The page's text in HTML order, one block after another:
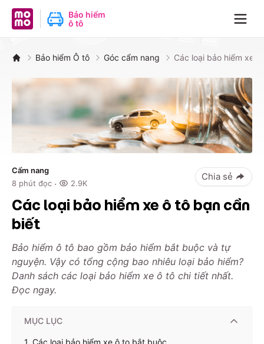
MoMo - Ứng dụng tài chính
Bảo hiểm
ô tô
Bảo hiểm Ô tô Góc cẩm nang Các loại bảo hiểm xe
Cẩm nang
8 phút đọc · 2.9K
Chia sẻ
Các loại bảo hiểm xe ô tô bạn cần
biết
Bảo hiểm ô tô bao gồm bảo hiểm bắt buộc và tự
nguyện. Vậy có tổng cộng bao nhiêu loại bảo hiểm?
Danh sách các loại bảo hiểm xe ô tô chi tiết nhất.
Đọc ngay.
MỤC LỤC
1. Các loại bảo hiểm xe ô to bắt buộc